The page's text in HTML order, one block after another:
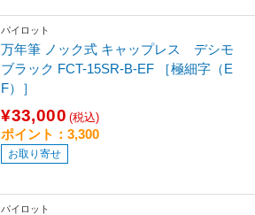
パイロット
万年筆 ノック式 キャップレス デシモ
ブラック FCT-15SR-B-EF ［極細字（E
F）］
¥33,000 (税込)
ポイント：3,300
お取り寄せ
パイロット